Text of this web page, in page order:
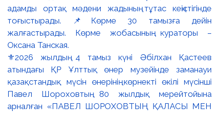
⚜️2026 жылдың 4 тамыз күні Әбілхан Қастеев
атындағы ҚР Ұлттық өнер музейінде заманауи
қазақстандық мүсін өнерінің көрнекті өкілі мүсінші
Павел Шороховтың 80 жылдық мерейтойына
арналған «ПАВЕЛ ШОРОХОВТЫҢ ҚАЛАСЫ МЕН